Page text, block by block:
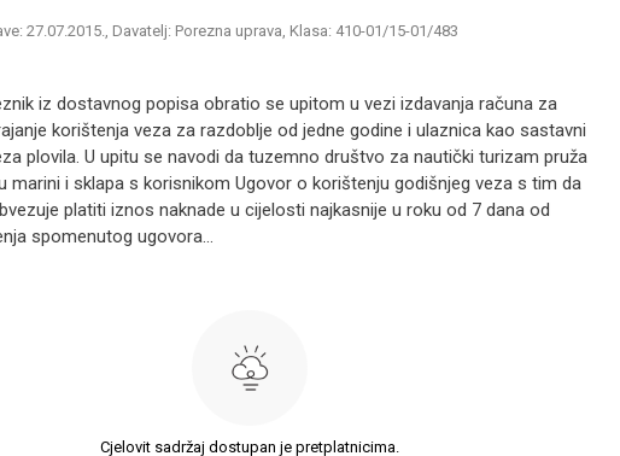
27.07.2015., Davatelj: Porezna uprava, Klasa: 410-01/15-01/483
iz dostavnog popisa obratio se upitom u vezi izdavanja računa za
korištenja veza za razdoblje od jedne godine i ulaznica kao sastavni
plovila. U upitu se navodi da tuzemno društvo za nautički turizam pruža
marini i sklapa s korisnikom Ugovor o korištenju godišnjeg veza s tim da
platiti iznos naknade u cijelosti najkasnije u roku od 7 dana od
spomenutog ugovora...
Cjelovit sadržaj dostupan je pretplatnicima.